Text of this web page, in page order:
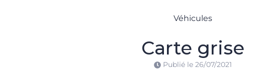
Véhicules
Carte grise
Publié le 26/07/2021